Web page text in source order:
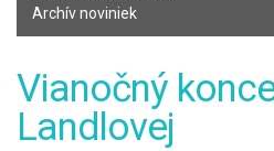
Archív noviniek
Vianočný
Landlovej